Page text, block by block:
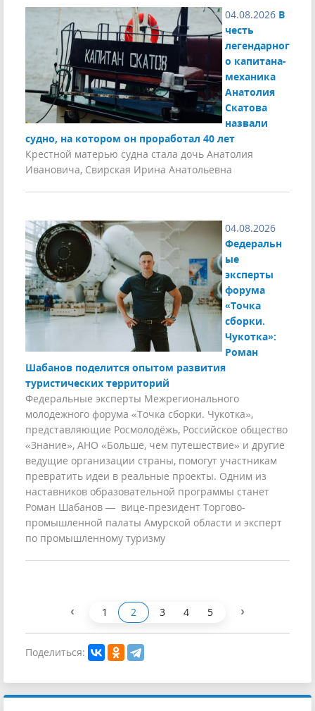
04.08.2026 В
честь
легендарног
о капитана-
механика
Анатолия
Скатова
назвали
судно, на котором он проработал 40 лет
Крестной матерью судна стала дочь Анатолия
Ивановича, Свирская Ирина Анатольевна
04.08.2026
Федеральн
ые
эксперты
форума
«Точка
сборки.
Чукотка»:
Роман
Шабанов поделится опытом развития
туристических территорий
Федеральные эксперты Межрегионального
молодежного форума «Точка сборки. Чукотка»,
представляющие Росмолодёжь, Российское общество
«Знание», АНО «Больше, чем путешествие» и другие
ведущие организации страны, помогут участникам
превратить идеи в реальные проекты. Одним из
наставников образовательной программы станет
Роман Шабанов — вице-президент Торгово-
промышленной палаты Амурской области и эксперт
по промышленному туризму
‹ 1 2 3 4 5 ›
Поделиться: